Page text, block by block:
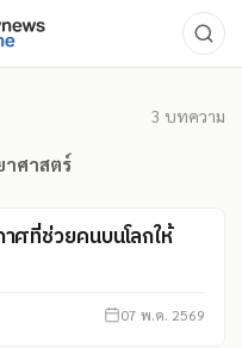
3 บทความ
าศาสตร์
ศที่ช่วยคนบนโลกให้
07 พ.ค. 2569